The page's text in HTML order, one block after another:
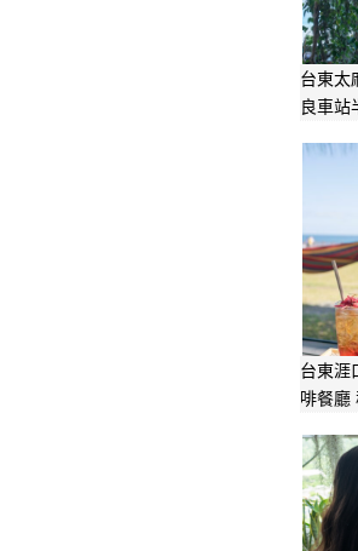
台東太
良車站
台東涯
啡餐廳